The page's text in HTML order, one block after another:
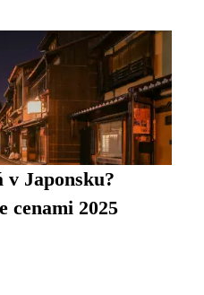
Japonsku?
cenami 2025